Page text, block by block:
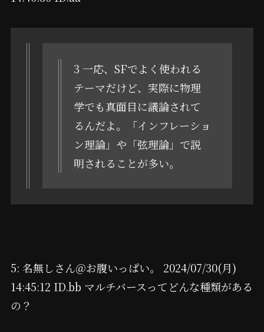
3 一応、SFでよく使われる
テーマだけど、実際に物理
学でも真面目に議論されて
るんだよ。「インフレーショ
ン理論」や「弦理論」で説
明されることが多い。
5: 名無しさん＠お腹いっぱい。 2024/07/30(月)
14:45:12 ID.bb マルチバースってどんな種類がある
の？